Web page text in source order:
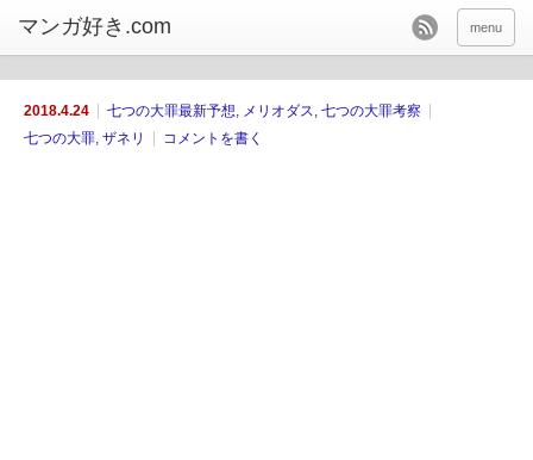
menu
2018.4.24 七つの大罪最新予想, メリオダス, 七つの大罪考察
七つの大罪, ザネリ コメントを書く